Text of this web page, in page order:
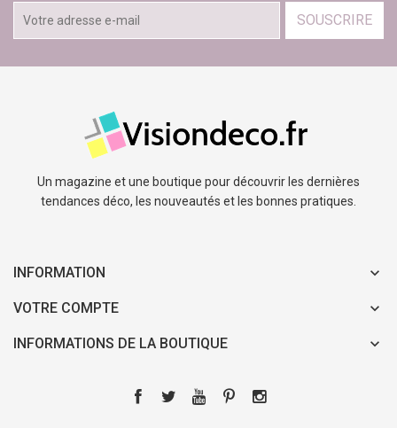
SOUSCRIRE
Un magazine et une boutique pour découvrir les dernières
tendances déco, les nouveautés et les bonnes pratiques.
INFORMATION
VOTRE COMPTE
INFORMATIONS DE LA BOUTIQUE